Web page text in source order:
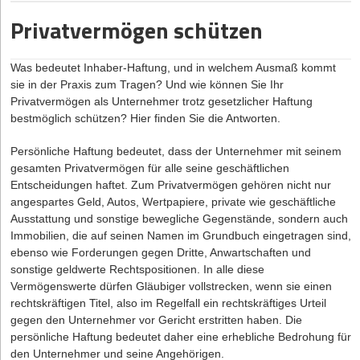
Unternehmen eine immer größere Rolle, was harmonisierte
Verträge und gegenseitiges Vertrauen voraussetzt.
Wer frühzeitig in die Qualität der eigenen Rechtsgrundlagen
investiert, schafft damit die Basis für Stabilität und langfristige
Chancen. Bei sorgfältiger Planung bleiben Start-ups flexibel,
können Innovationen zügig vorantreiben und sind zugleich
wandelnden Wirtschaftsumfelds.
Loschelder Rechtsanwälte
müssen mindestens ununterbrochen 11 Stunden liegen (mit
Ausnahmen in einzelnen Branchen und bei Bereitschaft).
Für Sonn- und Feiertage gilt ein Beschäftigungsverbot,
ebenfalls mit branchenspezifischen Ausnahmen.
Für Gründer ist es ratsam, sich mit dem Wachsen der Firma
denn es können spürbare Strafen drohen. Die gesetzliche
Grundlage kann man zunächst im Arbeitszeitgesetz nachlesen.
Vorsicht jedoch vor der eigenständigen Auslegung, das kann nach
hinten losgehen. Die bessere Wahl, um sich einen Überblick zu
verschaffen, sind
zuverlässige Internetquellen aus Fachkreisen
Wer einen konkreten Fall klären will oder generell Lösungen für
sein Unternehmen schaffen möchte, wendet sich am besten an
einen Fachanwalt für Arbeitsrecht.
Die typischen Fallstricke
Für Jungunternehmer ist es nicht immer leicht, im Dickicht der
Vorschriften den passenden Weg zu finden und angesichts der
hohen eigenen Motivation für die Firma alle gesetzlichen
Privatvermögen schützen
Was bedeutet Inhaber-Haftung, und in welchem Ausmaß kommt
sie in der Praxis zum Tragen? Und wie können Sie Ihr
Privatvermögen als Unternehmer trotz gesetzlicher Haftung
bestmöglich schützen? Hier finden Sie die Antworten.
Persönliche Haftung bedeutet, dass der Unternehmer mit seinem
gesamten Privatvermögen für alle seine geschäftlichen
Entscheidungen haftet. Zum Privatvermögen gehören nicht nur
angespartes Geld, Autos, Wertpapiere, private wie geschäftliche
Ausstattung und sonstige bewegliche Gegenstände, sondern auch
Immobilien, die auf seinen Namen im Grundbuch eingetragen sind,
ebenso wie Forderungen gegen Dritte, Anwartschaften und
sonstige geldwerte Rechtspositionen. In alle diese
Vermögenswerte dürfen Gläubiger vollstrecken, wenn sie einen
rechtskräftigen Titel, also im Regelfall ein rechtskräftiges Urteil
gegen den Unternehmer vor Gericht erstritten haben. Die
persönliche Haftung bedeutet daher eine erhebliche Bedrohung für
den Unternehmer und seine Angehörigen.